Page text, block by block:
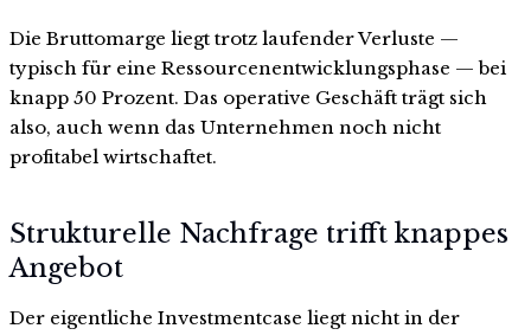
Die Bruttomarge liegt trotz laufender Verluste —
typisch für eine Ressourcenentwicklungsphase — bei
knapp 50 Prozent. Das operative Geschäft trägt sich
also, auch wenn das Unternehmen noch nicht
profitabel wirtschaftet.
Strukturelle Nachfrage trifft knappes
Angebot
Der eigentliche Investmentcase liegt nicht in der